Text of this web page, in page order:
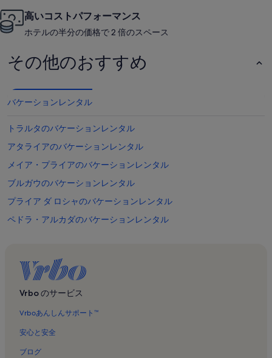
高いコストパフォーマンス
ホテルの半分の価格で 2 倍のスペース
その他のおすすめ
バケーションレンタル
トラルタのバケーションレンタル
アタライアのバケーションレンタル
メイア・プライアのバケーションレンタル
ブルガウのバケーションレンタル
プライア ダ ロシャのバケーションレンタル
ペドラ・アルカダのバケーションレンタル
アルバルデイラのバケーションレンタル
ポルティマン アリーナのバケーションレンタル
チニカートのバケーションレンタル
ルースのバケーションレンタル
プライーニャのバケーションレンタル
アルマベルデ・ビレッジ&スパのバケーションレンタル
Vrbo のサービス
Vrboあんしんサポート™
安心と安全
ブログ